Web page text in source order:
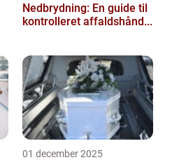
Nedbrydning: En guide til
kontrolleret affaldshånd...
01 december 2025